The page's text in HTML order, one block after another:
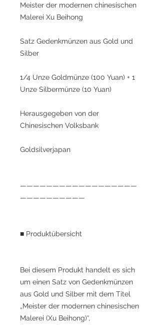
Meister der modernen chinesischen
Malerei Xu Beihong
Satz Gedenkmünzen aus Gold und
Silber
1/4 Unze Goldmünze (100 Yuan) + 1
Unze Silbermünze (10 Yuan)
Herausgegeben von der
Chinesischen Volksbank
Goldsilverjapan
——————————————————
——————————
■ Produktübersicht
Bei diesem Produkt handelt es sich
um einen Satz von Gedenkmünzen
aus Gold und Silber mit dem Titel
„Meister der modernen chinesischen
Malerei (Xu Beihong)“,